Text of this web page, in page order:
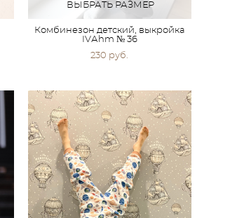
ВЫБРАТЬ РАЗМЕР
Комбинезон детский, выкройка
IVАhm № 36
230 pуб.